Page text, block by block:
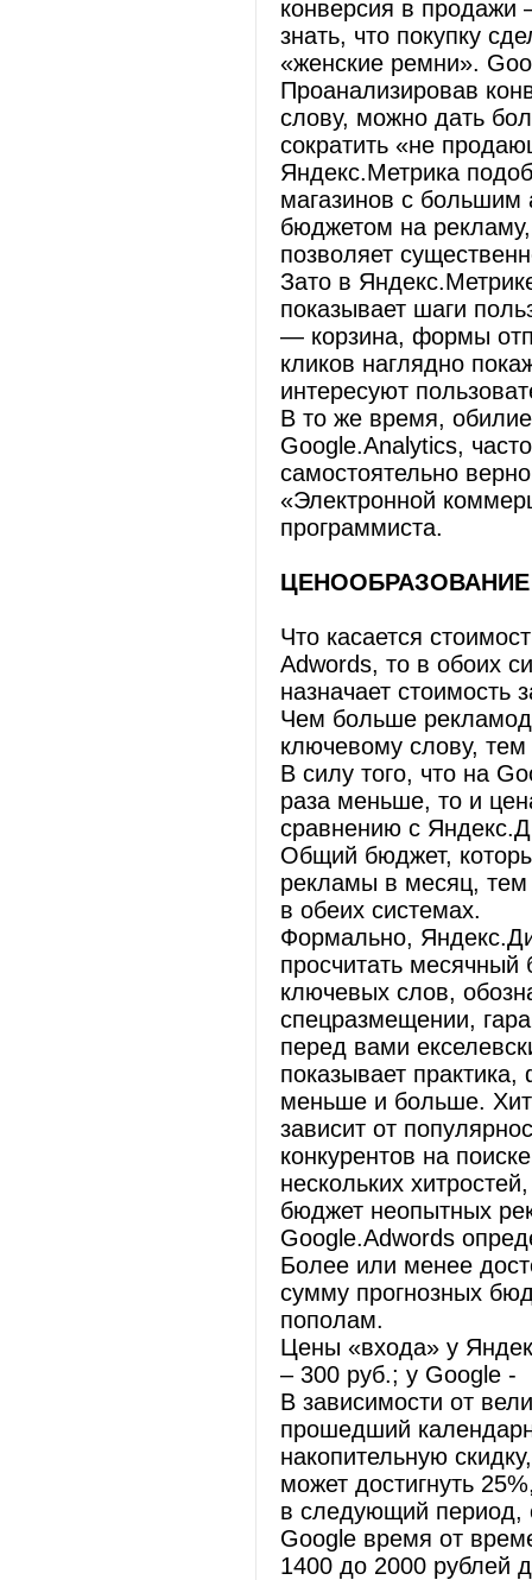
конверсия в
знать, что покупку
«женские ремни».
Проанализировав
слову, можно дать
сократить «не
Яндекс.Метрика
магазинов с большим
бюджетом на
позволяет
Зато в
показывает шаги
— корзина, формы
кликов наглядно
интересуют
В то же время,
Google.Analytics,
самостоятельно
«Электронной
программиста.
Что касается
Adwords, то в обоих
назначает стоимость
Чем больше
ключевому слову,
В силу того, что на
раза меньше, то и
сравнению с
Общий бюджет,
рекламы в месяц, тем
в обеих системах.
Формально,
просчитать
ключевых слов,
спецразмещении,
перед вами
показывает
меньше и больше.
зависит от
конкурентов на
нескольких
бюджет неопытных
Google.Adwords
Более или менее
сумму прогнозных
пополам.
Цены «входа» у
– 300 руб.; у Google -
В зависимости от
прошедший
накопительную
может достигнуть
в следующий период,
Google время от
1400 до 2000 рублей